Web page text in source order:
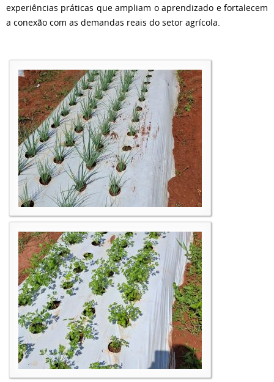
experiências práticas que ampliam o aprendizado e fortalecem
a conexão com as demandas reais do setor agrícola.